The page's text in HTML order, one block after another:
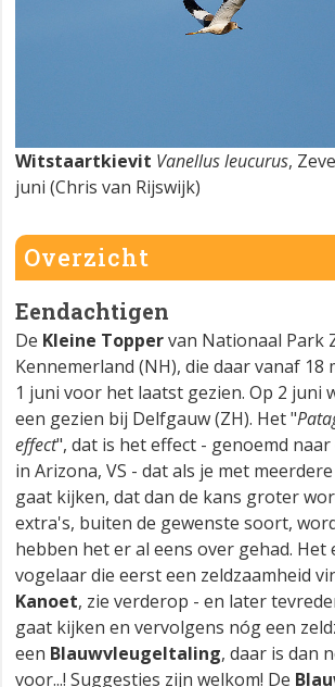
Witstaartkievit Vanellus leucurus,
juni (Chris van Rijswijk)
Overzicht
Eendachtigen
De Kleine Toppervan Nationaal Park
Kennemerland (NH), die daar vanaf 18
1 juni voor het laatst gezien. Op 2 juni
een gezien bij Delfgauw (ZH). Het "
effect", dat is het effect - genoemd
in Arizona, VS - dat als je met
gaat kijken, dat dan de kans groter
extra's, buiten de gewenste soort,
hebben het er al eens over gehad. Het
vogelaar die eerst een zeldzaamheid
Kanoet, zie verderop - en later
gaat kijken en vervolgens nóg een
een Blauwvleugeltaling, daar is dan
voor...! Suggesties zijn welkom! De